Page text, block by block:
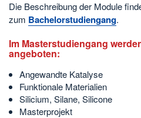
Die Beschreibung der Module
zum Bachelorstudiengang.
Im Masterstudiengang
angeboten:
Angewandte Katalyse
Funktionale Materialien
Silicium, Silane, Silicone
Masterprojekt